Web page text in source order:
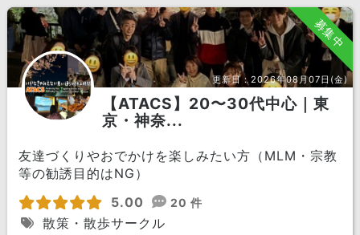
募集中
更新日：2026年08月07日(金)
【ATACS】20〜30代中心｜東
京・神奈...
友達づくりやおでかけを楽しみたい方（MLM・宗教
等の勧誘目的はNG）
5.00
20 件
散策・散歩サークル